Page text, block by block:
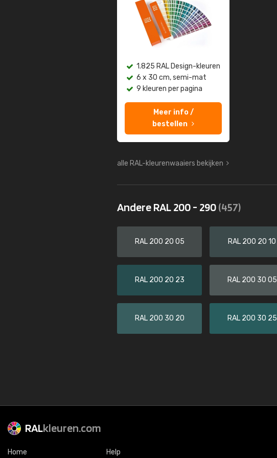
1.825 RAL Design-kleuren
6 x 30 cm, semi-mat
9 kleuren per pagina
Meer info /
bestellen
alle RAL-kleurenwaaiers bekijken
Andere RAL 200 - 290(457)
RAL 200 20 05 RAL 200 20 10
RAL 200 20 23 RAL 200 30 05
RAL 200 30 20 RAL 200 30 25
RALkleuren.com
Home Help